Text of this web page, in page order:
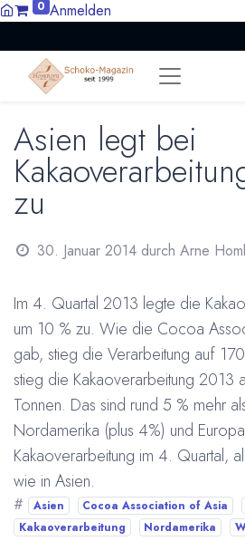
0 Anmelden
Asien legt bei
zu
30. Januar 2014 durch Arne
Im 4. Quartal 2013 legte die
um 10 % zu. Wie die Cocoa
gab, stieg die Verarbeitung auf
stieg die Kakaoverarbeitung 2013
Tonnen. Das sind rund 5 % mehr
Nordamerika (plus 4%) und
Kakaoverarbeitung im 4. Quartal,
wie in Asien.
# Asien Cocoa Association of Asia
Kakaoverarbeitung
Nordamerika